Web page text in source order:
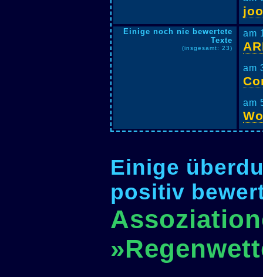
Einige noch nie bewertete
Texte
(insgesamt: 23)
am
am
am
Einige
positiv